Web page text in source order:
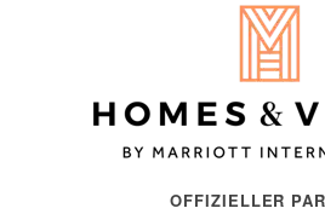
OFFIZIELLER